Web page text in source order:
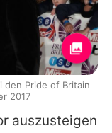
auszusteigen
den Pride of Britain
2017